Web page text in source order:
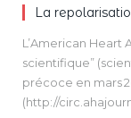
La
L’American Heart
scientifique”
précoce en mars
(http://